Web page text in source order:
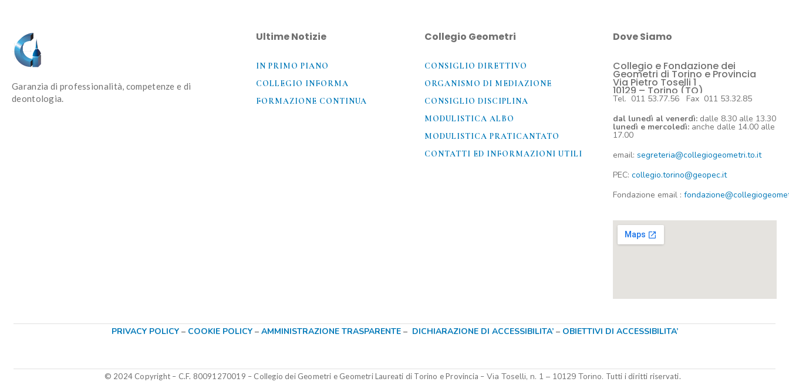
Garanzia di professionalità, competenze e di
deontologia.
Ultime Notizie
IN PRIMO PIANO
COLLEGIO INFORMA
FORMAZIONE CONTINUA
Collegio Geometri
CONSIGLIO DIRETTIVO
ORGANISMO DI MEDIAZIONE
CONSIGLIO DISCIPLINA
MODULISTICA ALBO
MODULISTICA PRATICANTATO
CONTATTI ED INFORMAZIONI UTILI​
Dove Siamo
Collegio e Fondazione dei
Geometri di Torino e Provincia
Via Pietro Toselli 1
10129 – Torino (TO)
Tel. 011 53.77.56 Fax 011 53.32.85
dal lunedì al venerdì: dalle 8.30 alle 13.30
lunedì e mercoledì: anche dalle 14.00 alle
17.00
email: segreteria@collegiogeometri.to.it
PEC: collegio.torino@geopec.it
Fondazione email :
PRIVACY POLICY– COOKIE POLICY – AMMINISTRAZIONE TRASPARENTE– DICHIARAZIONE DI ACCESSIBILITA’– OBIETTIVI DI ACCESSIBILITA’
© 2024 Copyright – C.F. 80091270019 – Collegio dei Geometri e Geometri Laureati di Torino e Provincia – Via Toselli, n. 1 – 10129 Torino. Tutti i diritti riservati.